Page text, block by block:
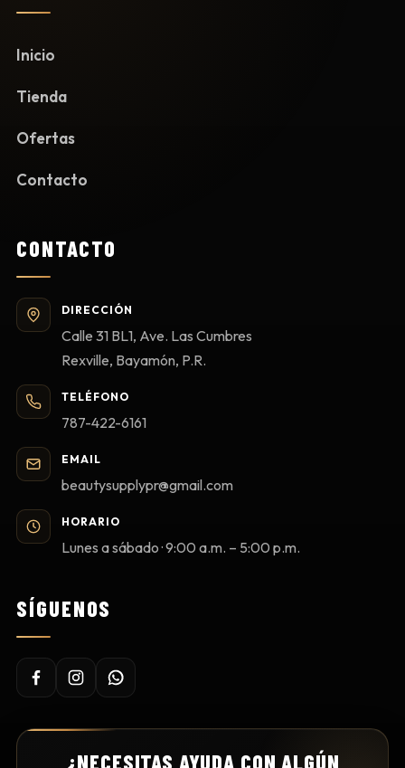
Inicio
Tienda
Ofertas
Contacto
CONTACTO
DIRECCIÓN
Calle 31 BL1, Ave. Las Cumbres
Rexville, Bayamón, P.R.
TELÉFONO
787-422-6161
EMAIL
beautysupplypr@gmail.com
HORARIO
Lunes a sábado · 9:00 a.m. – 5:00 p.m.
SÍGUENOS
¿NECESITAS AYUDA CON ALGÚN